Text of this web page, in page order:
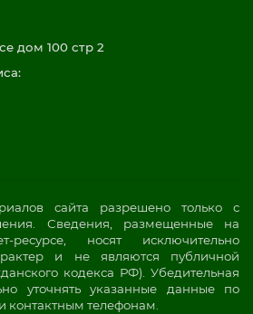
дом 100 стр 2
сайта разрешено только с
Сведения, размещенные на
ресурсе, носят исключительно
и не являются публичной
кодекса РФ). Убедительная
уточнять указанные данные по
контактным телефонам.